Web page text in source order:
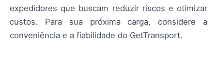
expedidores que buscam reduzir riscos e otimizar
custos. Para sua próxima carga, considere a
conveniência e a fiabilidade do GetTransport.